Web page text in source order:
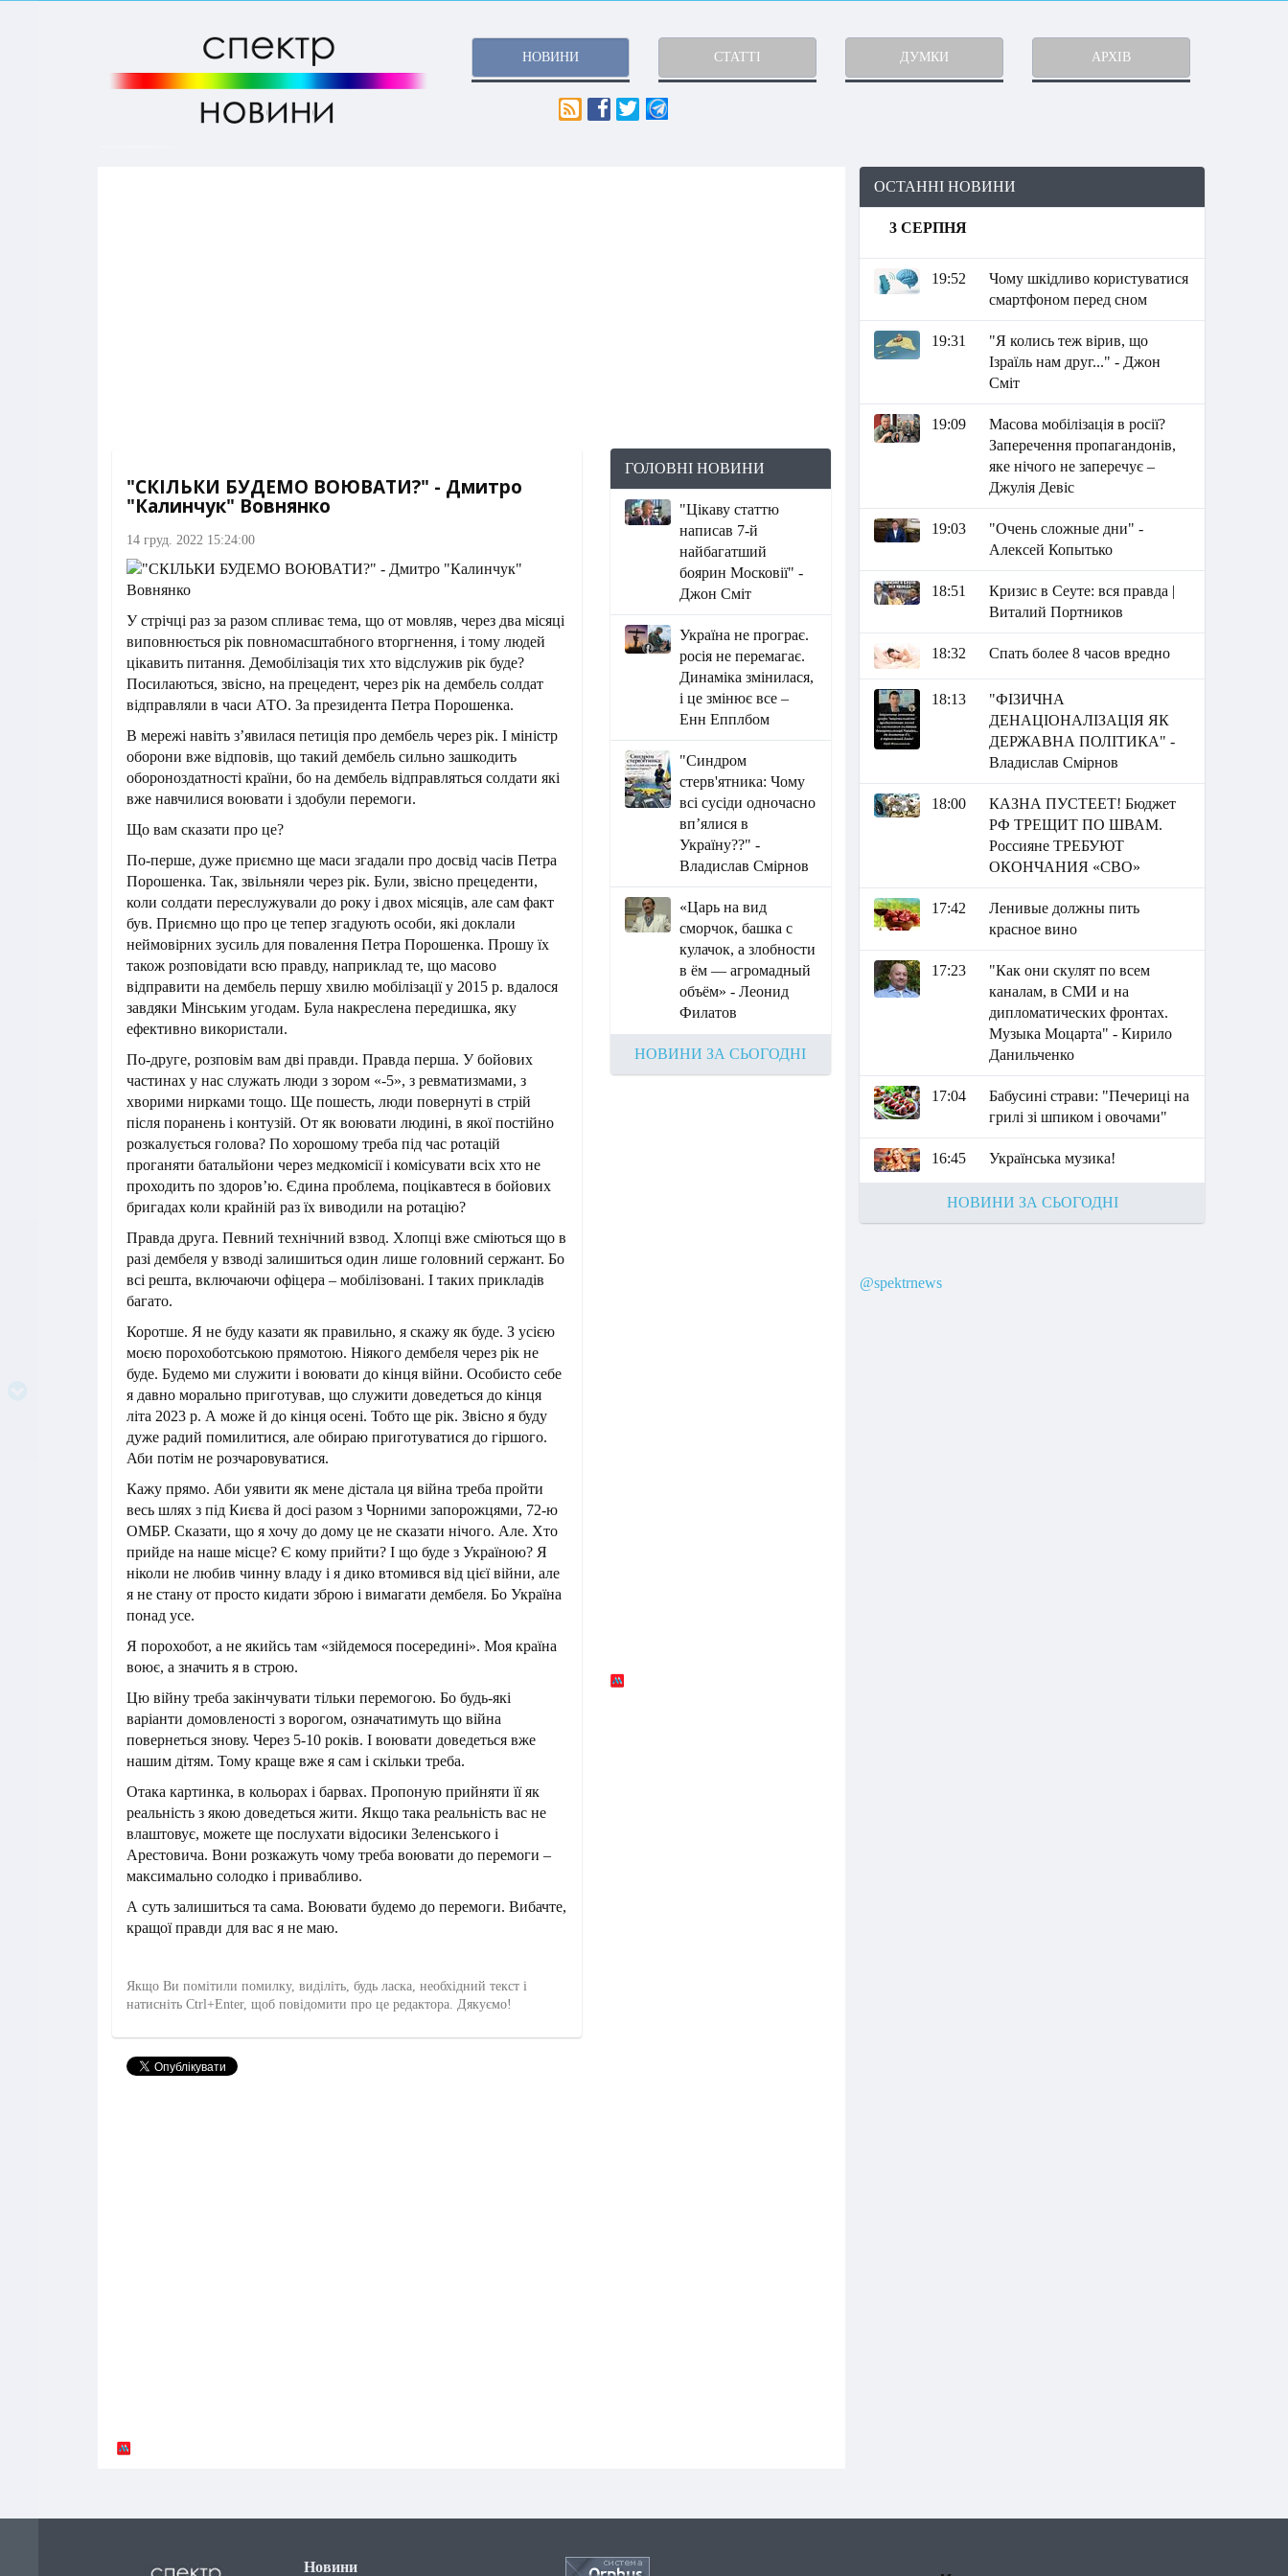
НОВИНИ СТАТТІ ДУМКИ АРХІВ
"СКІЛЬКИ БУДЕМО ВОЮВАТИ?" - Дмитро
"Калинчук" Вовнянко
14 груд. 2022 15:24:00
У стрічці раз за разом спливає тема, що от мовляв, через два місяці
виповнюється рік повномасштабного вторгнення, і тому людей
цікавить питання. Демобілізація тих хто відслужив рік буде?
Посилаються, звісно, на прецедент, через рік на дембель солдат
відправляли в часи АТО. За президента Петра Порошенка.
В мережі навіть з’явилася петиція про дембель через рік. І міністр
оборони вже відповів, що такий дембель сильно зашкодить
обороноздатності країни, бо на дембель відправляться солдати які
вже навчилися воювати і здобули перемоги.
Що вам сказати про це?
По-перше, дуже приємно ще маси згадали про досвід часів Петра
Порошенка. Так, звільняли через рік. Були, звісно прецеденти,
коли солдати переслужували до року і двох місяців, але сам факт
був. Приємно що про це тепер згадують особи, які доклали
неймовірних зусиль для повалення Петра Порошенка. Прошу їх
також розповідати всю правду, наприклад те, що масово
відправити на дембель першу хвилю мобілізації у 2015 р. вдалося
завдяки Мінським угодам. Була накреслена передишка, яку
ефективно використали.
По-друге, розповім вам дві правди. Правда перша. У бойових
частинах у нас служать люди з зором «-5», з ревматизмами, з
хворими нирками тощо. Ще пошесть, люди повернуті в стрій
після поранень і контузій. От як воювати людині, в якої постійно
розкалується голова? По хорошому треба під час ротацій
проганяти батальйони через медкомісії і комісувати всіх хто не
проходить по здоров’ю. Єдина проблема, поцікавтеся в бойових
бригадах коли крайній раз їх виводили на ротацію?
Правда друга. Певний технічний взвод. Хлопці вже сміються що в
разі дембеля у взводі залишиться один лише головний сержант. Бо
всі решта, включаючи офіцера – мобілізовані. І таких прикладів
багато.
Коротше. Я не буду казати як правильно, я скажу як буде. З усією
моєю порохоботською прямотою. Ніякого дембеля через рік не
буде. Будемо ми служити і воювати до кінця війни. Особисто себе
я давно морально приготував, що служити доведеться до кінця
літа 2023 р. А може й до кінця осені. Тобто ще рік. Звісно я буду
дуже радий помилитися, але обираю приготуватися до гіршого.
Аби потім не розчаровуватися.
Кажу прямо. Аби уявити як мене дістала ця війна треба пройти
весь шлях з під Києва й досі разом з Чорними запорожцями, 72-ю
ОМБР. Сказати, що я хочу до дому це не сказати нічого. Але. Хто
прийде на наше місце? Є кому прийти? І що буде з Україною? Я
ніколи не любив чинну владу і я дико втомився від цієї війни, але
я не стану от просто кидати зброю і вимагати дембеля. Бо Україна
понад усе.
Я порохобот, а не якийсь там «зійдемося посередині». Моя країна
воює, а значить я в строю.
Цю війну треба закінчувати тільки перемогою. Бо будь-які
варіанти домовленості з ворогом, означатимуть що війна
повернеться знову. Через 5-10 років. І воювати доведеться вже
нашим дітям. Тому краще вже я сам і скільки треба.
Отака картинка, в кольорах і барвах. Пропоную прийняти її як
реальність з якою доведеться жити. Якщо така реальність вас не
влаштовує, можете ще послухати відосики Зеленського і
Арестовича. Вони розкажуть чому треба воювати до перемоги –
максимально солодко і привабливо.
А суть залишиться та сама. Воювати будемо до перемоги. Вибачте,
кращої правди для вас я не маю.
Якщо Ви помітили помилку, виділіть, будь ласка, необхідний текст і
натисніть Ctrl+Enter, щоб повідомити про це редактора. Дякуємо!
ГОЛОВНІ НОВИНИ
"Цікаву статтю
написав 7-й
найбагатший
боярин Московії" -
Джон Сміт
Україна не програє.
росія не перемагає.
Динаміка змінилася,
і це змінює все –
Енн Епплбом
"Синдром
стерв'ятника: Чому
всі сусіди одночасно
вп’ялися в
Україну??" -
Владислав Смірнов
«Царь на вид
сморчок, башка с
кулачок, а злобности
в ём — агромадный
объём» - Леонид
Филатов
НОВИНИ ЗА СЬОГОДНІ
ОСТАННІ НОВИНИ
3 СЕРПНЯ
19:52
Чому шкідливо користуватися
смартфоном перед сном
19:31
"Я колись теж вірив, що
Ізраїль нам друг..." - Джон
Сміт
19:09
Масова мобілізація в росії?
Заперечення пропагандонів,
яке нічого не заперечує –
Джулія Девіс
19:03
"Очень сложные дни" -
Алексей Копытько
18:51
Кризис в Сеуте: вся правда |
Виталий Портников
18:32 Спать более 8 часов вредно
18:13
"ФІЗИЧНА
ДЕНАЦІОНАЛІЗАЦІЯ ЯК
ДЕРЖАВНА ПОЛІТИКА" -
Владислав Смірнов
18:00
КАЗНА ПУСТЕЕТ! Бюджет
РФ ТРЕЩИТ ПО ШВАМ.
Россияне ТРЕБУЮТ
ОКОНЧАНИЯ «СВО»
17:42
Ленивые должны пить
красное вино
17:23
"Как они скулят по всем
каналам, в СМИ и на
дипломатических фронтах.
Музыка Моцарта" - Кирило
Данильченко
17:04
Бабусині страви: "Печериці на
грилі зі шпиком і овочами"
16:45 Українська музика!
НОВИНИ ЗА СЬОГОДНІ
@spektrnews
Новини